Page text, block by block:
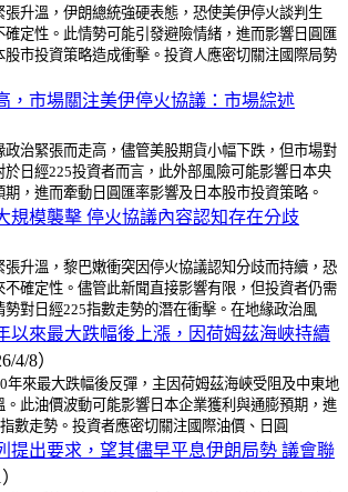
張升溫，伊朗總統強硬表態，恐使美伊停火談判生
確定性。此情勢可能引發避險情緒，進而影響日圓匯
股市投資策略造成衝擊。投資人應密切關注國際局勢
，市場關注美伊停火協議：市場綜述
政治緊張而走高，儘管美股期貨小幅下跌，但市場對
於日經225投資者而言，此外部風險可能影響日本央
，進而牽動日圓匯率影響及日本股市投資策略。
規模襲擊 停火協議內容認知存在分歧
張升溫，黎巴嫩衝突因停火協議認知分歧而持續，恐
不確定性。儘管此新聞直接影響有限，但投資者仍需
勢對日經225指數走勢的潛在衝擊。在地緣政治風
以來最大跌幅後上漲，因荷姆茲海峽持續
4/8）
年來最大跌幅後反彈，主因荷姆茲海峽受阻及中東地
。此油價波動可能影響日本企業獲利與通膨預期，進
數走勢。投資者應密切關注國際油價、日圓
提出要求，望其儘早平息伊朗局勢 議會聯